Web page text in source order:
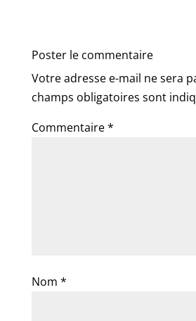
Poster le commentaire
Votre adresse e-mail ne sera
champs obligatoires sont
Commentaire*
Nom *